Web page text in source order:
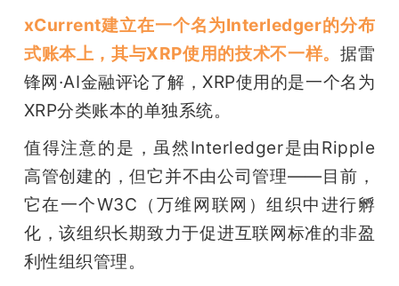
xCurrent建立在一个名为Interledger的分布
式账本上，其与XRP使用的技术不一样。 据雷
锋网·AI金融评论了解，XRP使用的是一个名为
XRP分类账本的单独系统。
值得注意的是，虽然Interledger是由Ripple
高管创建的，但它并不由公司管理——目前，
它在一个W3C（万维网联网）组织中进行孵
化，该组织长期致力于促进互联网标准的非盈
利性组织管理。